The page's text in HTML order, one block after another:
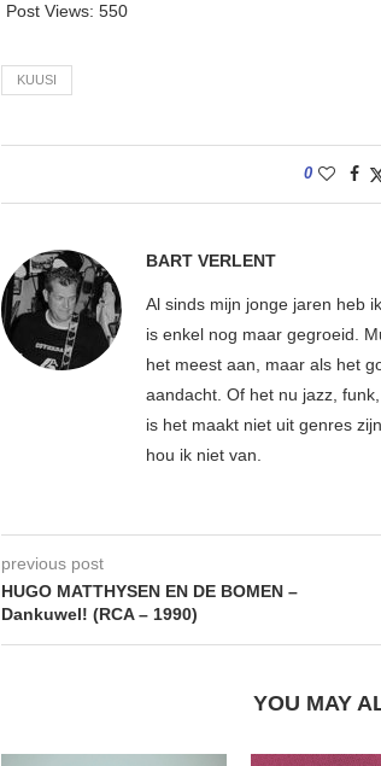
Post Views: 550
KUUSI
0
BART VERLENT
Al sinds mijn jonge jaren heb
is enkel nog maar gegroeid.
het meest aan, maar als het
aandacht. Of het nu jazz,
is het maakt niet uit genres
hou ik niet van.
previous post
HUGO MATTHYSEN EN DE BOMEN –
Dankuwel! (RCA – 1990)
YOU MAY